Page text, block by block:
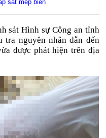
sát mép biển
sát Hình sự Công an tỉnh
tra nguyên nhân dẫn đến
được phát hiện trên địa